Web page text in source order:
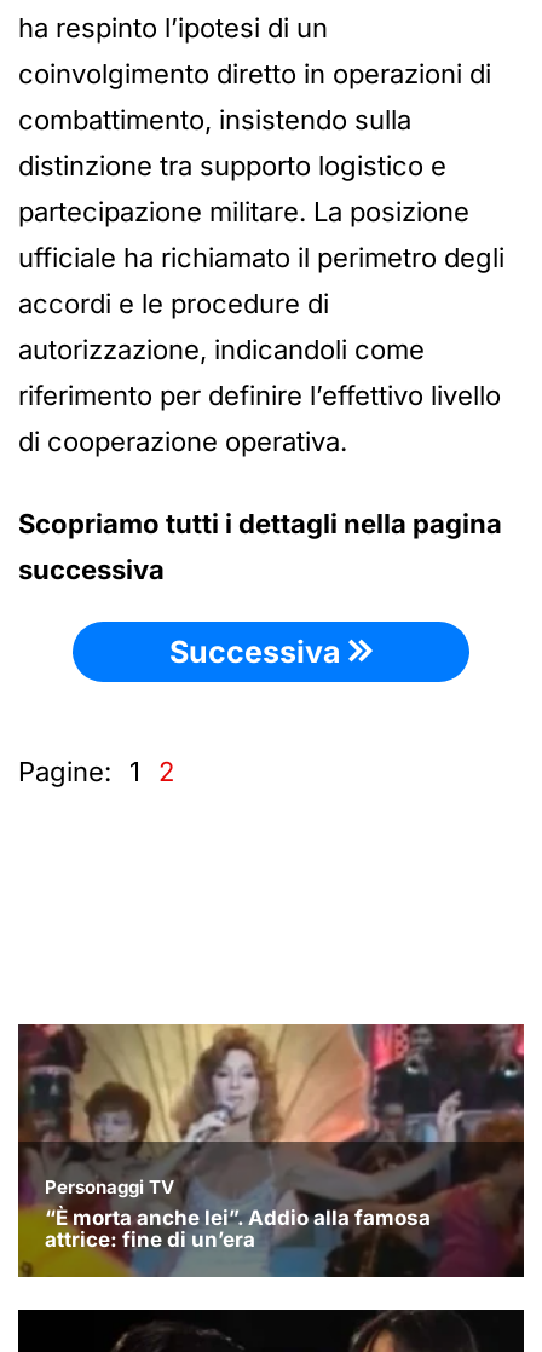
ha respinto l’ipotesi di un
coinvolgimento diretto in operazioni di
combattimento, insistendo sulla
distinzione tra supporto logistico e
partecipazione militare. La posizione
ufficiale ha richiamato il perimetro degli
accordi e le procedure di
autorizzazione, indicandoli come
riferimento per definire l’effettivo livello
di cooperazione operativa.
Scopriamo tutti i dettagli nella pagina
successiva
Successiva
Pagine: 1 2